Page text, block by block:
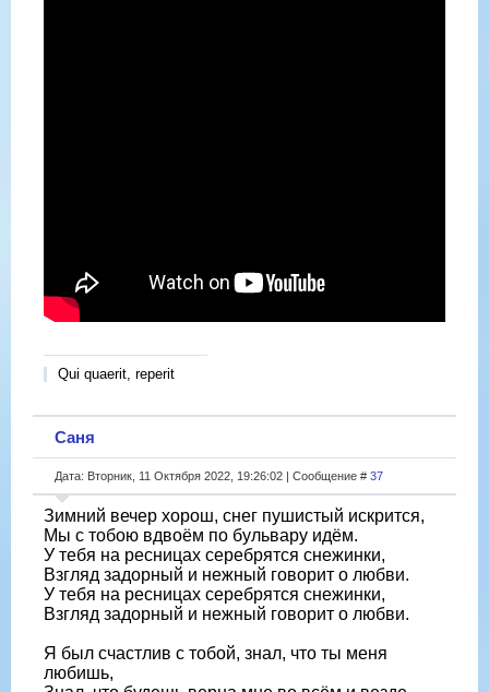
Qui quaerit, reperit
Саня
Дата: Вторник, 11 Октября 2022, 19:26:02 | Сообщение # 37
Зимний вечер хорош, снег пушистый искрится,
Мы с тобою вдвоём по бульвару идём.
У тебя на ресницах серебрятся снежинки,
Взгляд задорный и нежный говорит о любви.
У тебя на ресницах серебрятся снежинки,
Взгляд задорный и нежный говорит о любви.
Я был счастлив с тобой, знал, что ты меня
любишь,